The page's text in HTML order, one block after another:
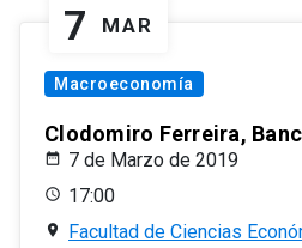
7 MAR
Macroeconomía
Clodomiro Ferreira,
7 de Marzo de 2019
17:00
Facultad de Ciencias